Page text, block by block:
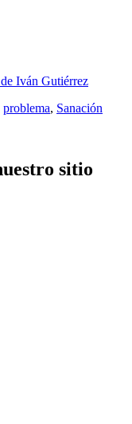
Iván Gutiérrez
problema, Sanación
sitio